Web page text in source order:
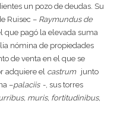
un pozo de deudas. Su
Ruisec – Raymundus de
que pagó la elevada suma
nómina de propiedades
de venta en el que se
adquiere el castrum junto
–palaciis -, sus torres
muris, fortitudinibus,